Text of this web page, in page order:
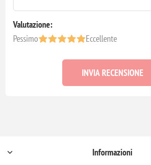
Valutazione:
Pessimo
Eccellente
INVIA RECENSIONE
Informazioni